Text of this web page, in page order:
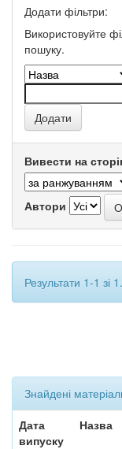
Додати фільтри:
Використовуйте
пошуку.
Вивести на
Автори
Результати 1-1 зі 1.
Знайдені
Дата
випуску
Назва